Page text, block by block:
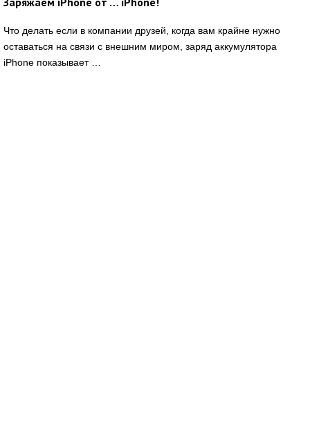
Что делать если в компании друзей, когда вам крайне нужно
оставаться на связи с внешним миром, заряд аккумулятора
iPhone показывает …